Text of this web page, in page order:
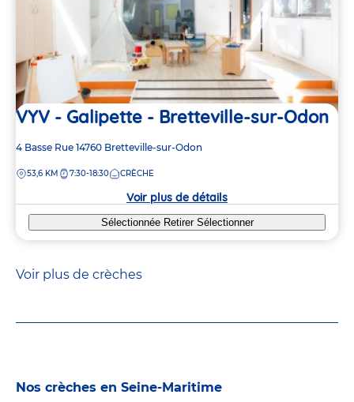
VYV - Galipette - Bretteville-sur-Odon
Adresse
la
4 Basse Rue 14760 Bretteville-sur-Odon
DISTANCE
53,6 KM 7:30-18:30 CRÈCHE
Voir plus de détails
Sélectionnée Retirer Sélectionner
Voir plus de crèches
Nos crèches en Seine-Maritime